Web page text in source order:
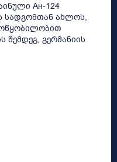
Ан-124
სადგომთან ახლოს,
გერმანიის